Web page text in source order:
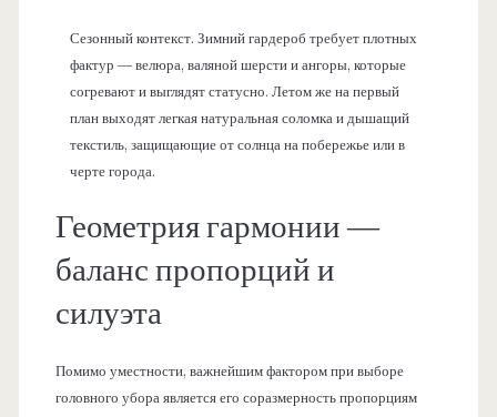
Сезонный контекст. Зимний гардероб требует плотных
фактур — велюра, валяной шерсти и ангоры, которые
согревают и выглядят статусно. Летом же на первый
план выходят легкая натуральная соломка и дышащий
текстиль, защищающие от солнца на побережье или в
черте города.
Геометрия гармонии —
баланс пропорций и
силуэта
Помимо уместности, важнейшим фактором при выборе
головного убора является его соразмерность пропорциям